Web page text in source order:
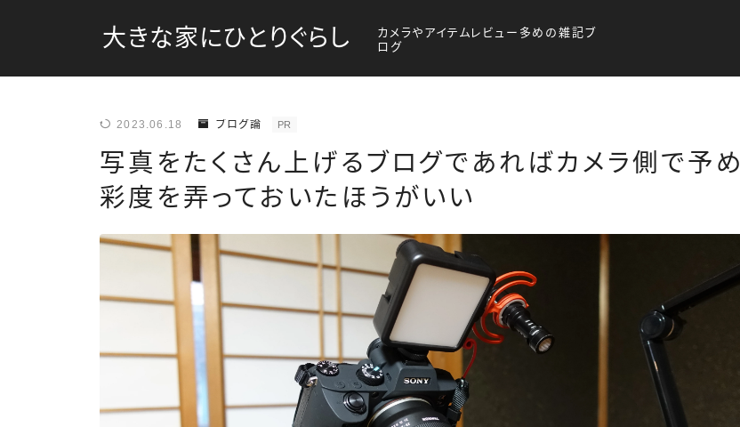
大きな家にひとりぐらし
カメラやアイテムレビュー多めの雑記ブ
ログ
最新記事
消防団
DIY
カメラ
2023.06.18 ブログ論 PR
写真をたくさん上げるブログであればカメラ側で予め
彩度を弄っておいたほうがいい